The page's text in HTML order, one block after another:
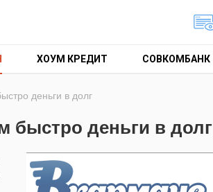
ХОУМ КРЕДИТ СОВКОМБАНК
деньги в долг
деньги в долг